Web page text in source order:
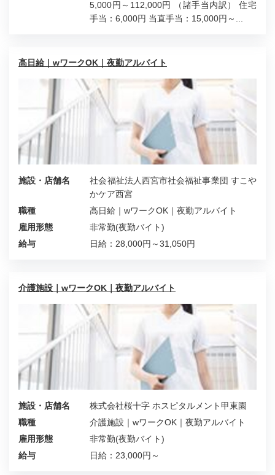
5,000円～112,000円 （諸手当内訳） 住宅
手当：6,000円 当直手当：15,000円～...
高日給｜wワークOK｜夜勤アルバイト
施設・店舗名
社会福祉法人西宮市社会福祉事業団 すこや
かケア西宮
職種
高日給｜wワークOK｜夜勤アルバイト
雇用形態
非常勤(夜勤バイト)
給与
日給：28,000円～31,050円
介護施設｜wワークOK｜夜勤アルバイト
施設・店舗名
株式会社桜十字 ホスピタルメント甲東園
職種
介護施設｜wワークOK｜夜勤アルバイト
雇用形態
非常勤(夜勤バイト)
給与
日給：23,000円～